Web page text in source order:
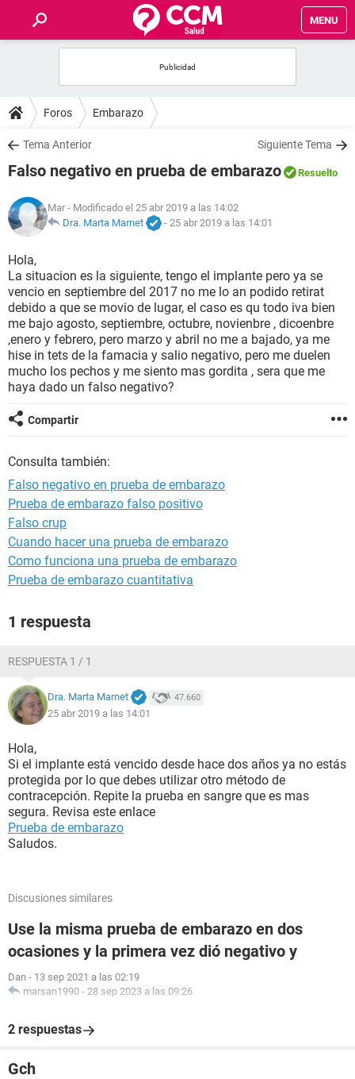
MENU
FOROS
SALUD
NUTRICIÓN
BIENESTAR
SEXUALIDAD
GLOSARIO
Foros Embarazo
Tema Anterior Siguiente Tema
Falso negativo en prueba de embarazo Resuelto
Mar - Modificado el 25 abr 2019 a las 14:02
Dra. Marta Marnet
- 25 abr 2019 a las 14:01
Hola,
La situacion es la siguiente, tengo el implante pero ya se
vencio en septiembre del 2017 no me lo an podido retirat
debido a que se movio de lugar, el caso es qu todo iva bien
me bajo agosto, septiembre, octubre, novienbre , dicoenbre
,enero y febrero, pero marzo y abril no me a bajado, ya me
hise in tets de la famacia y salio negativo, pero me duelen
mucho los pechos y me siento mas gordita , sera que me
haya dado un falso negativo?
Compartir
Consulta también:
Falso negativo en prueba de embarazo
Prueba de embarazo falso positivo
Falso crup
Cuando hacer una prueba de embarazo
Como funciona una prueba de embarazo
Prueba de embarazo cuantitativa
1 respuesta
RESPUESTA 1 / 1
Dra. Marta Marnet 47.660
25 abr 2019 a las 14:01
Hola,
Si el implante está vencido desde hace dos años ya no estás
protegida por lo que debes utilizar otro método de
contracepción. Repite la prueba en sangre que es mas
segura. Revisa este enlace
Prueba de embarazo
Saludos.
Discusiones similares
Use la misma prueba de embarazo en dos
ocasiones y la primera vez dió negativo y
Dan - 13 sep 2021 a las 02:19
marsan1990 - 28 sep 2023 a las 09:26
2 respuestas
Gch